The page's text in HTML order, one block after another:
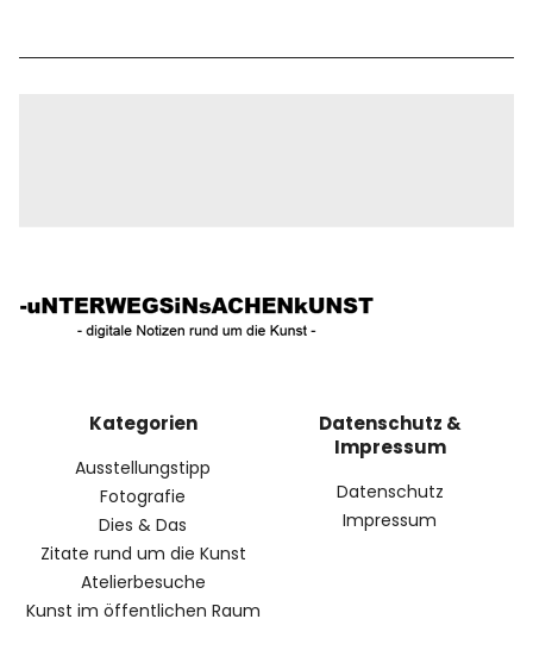
Kategorien
Ausstellungstipp
Fotografie
Dies & Das
Zitate rund um die Kunst
Atelierbesuche
Kunst im öffentlichen Raum
Datenschutz &
Impressum
Datenschutz
Impressum